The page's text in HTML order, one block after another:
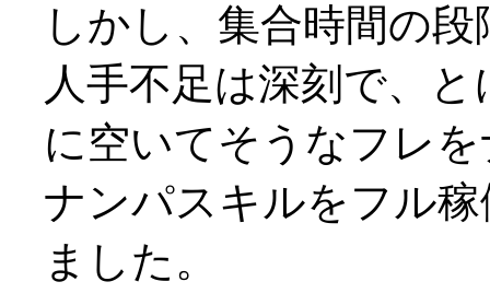
しかし、集合時間の
人手不足は深刻で、
に空いてそうなフレ
ナンパスキルをフル
ました。